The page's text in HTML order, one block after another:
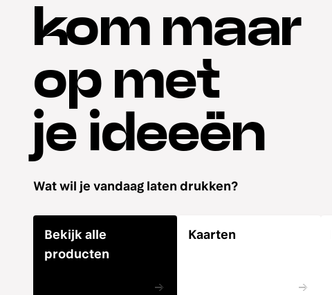
kom maar
op met
je ideeën
Wat wil je vandaag laten drukken?
Bekijk alle
producten
Kaarten